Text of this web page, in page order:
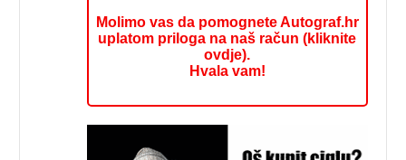
Molimo vas da pomognete Autograf.hr
uplatom priloga na naš račun (kliknite
ovdje).
Hvala vam!